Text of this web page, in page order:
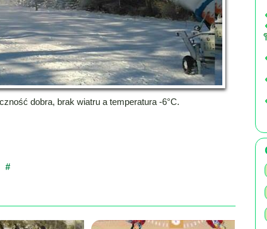
dobra, brak wiatru a temperatura -6°C.
#